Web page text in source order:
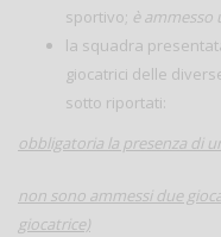
sportivo; è
la squadra
giocatrici delle
sotto riportati:
obbligatoria la presenza di
non sono ammessi due
giocatrice)